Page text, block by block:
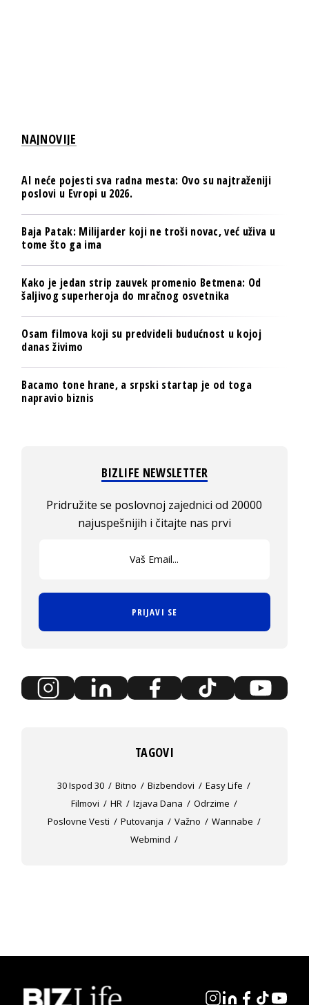
NAJNOVIJE
AI neće pojesti sva radna mesta: Ovo su najtraženiji
poslovi u Evropi u 2026.
Baja Patak: Milijarder koji ne troši novac, već uživa u
tome što ga ima
Kako je jedan strip zauvek promenio Betmena: Od
šaljivog superheroja do mračnog osvetnika
Osam filmova koji su predvideli budućnost u kojoj
danas živimo
Bacamo tone hrane, a srpski startap je od toga
napravio biznis
BIZLIFE NEWSLETTER
Pridružite se poslovnoj zajednici od 20000
najuspešnijih i čitajte nas prvi
PRIJAVI SE
TAGOVI
30 Ispod 30 Bitno Bizbendovi
Easy Life
Filmovi
HR Izjava Dana
Odrzime
Poslovne Vesti
Putovanja Važno
Wannabe
Webmind